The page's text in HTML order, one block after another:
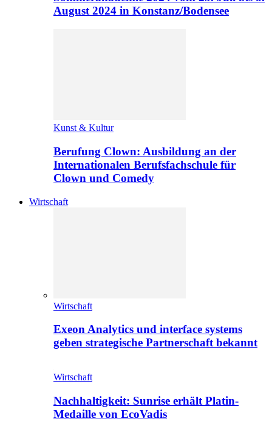
August 2024 in Konstanz/Bodensee
Kunst & Kultur
Berufung Clown: Ausbildung an der
Internationalen Berufsfachschule für
Clown und Comedy
Wirtschaft
Wirtschaft
Exeon Analytics und interface systems
geben strategische Partnerschaft bekannt
Wirtschaft
Nachhaltigkeit: Sunrise erhält Platin-
Medaille von EcoVadis